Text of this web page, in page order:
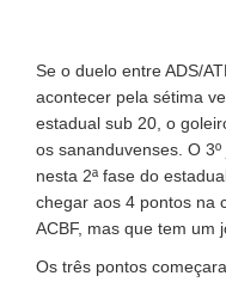
Se o duelo entre ADS/
acontecer pela sétima
estadual sub 20, o
os sananduvenses. O
nesta 2ª fase do
chegar aos 4 pontos na
ACBF, mas que tem um
Os três pontos